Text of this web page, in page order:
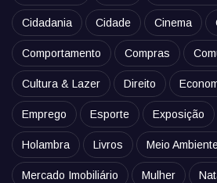
Cidadania Cidade Cinema
Comportamento Compras
Cultura & Lazer Direito
Emprego Esporte Exposição
Holambra Livros Meio
Mercado Imobiliário Mulher